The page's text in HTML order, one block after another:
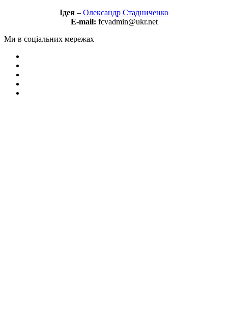
Ідея – Олександр Стадниченко
E-mail: fcvadmin@ukr.net
Ми в соціальних мережах